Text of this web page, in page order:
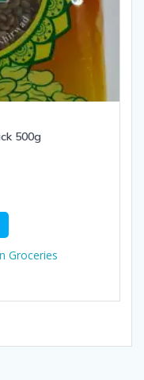
500g
Groceries